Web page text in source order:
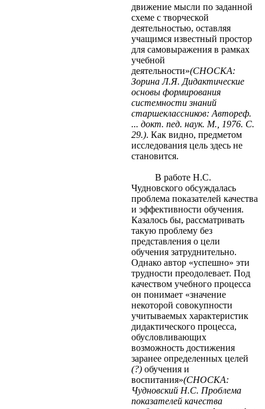
движение мысли по заданной
схеме с творческой
деятельностью, оставляя
учащимся известный простор
для самовыражения в рамках
учебной
деятельности»(СНОСКА:
Зорина Л.Я. Дидактические
основы формирования
системности знаний
старшеклассников: Автореф.
... докт. пед. наук. М., 1976. С.
29.). Как видно, предметом
исследования цель здесь не
становится.
В работе Н.С.
Чудновского обсуждалась
проблема показателей качества
и эффективности обучения.
Казалось бы, рассматривать
такую проблему без
представления о цели
обучения затруднительно.
Однако автор «успешно» эти
трудности преодолевает. Под
качеством учебного процесса
он понимает «значение
некоторой совокупности
учитываемых характеристик
дидактического процесса,
обусловливающих
возможность достижения
заранее определенных целей
(?)обучения и
воспитания»(СНОСКА:
Чудновский Н.С. Проблема
показателей качества